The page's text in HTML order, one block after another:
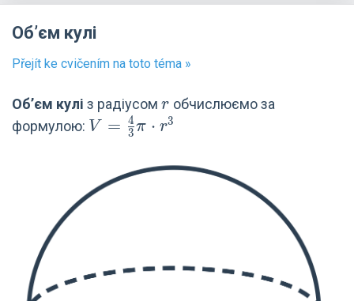
Обʼєм кулі
Přejít ke cvičením na toto téma »
Об’єм кулі з радіусом r
r обчислюємо за
формулою: V=\frac{4}
\cdot r^3
V = 3
4π ⋅ r3